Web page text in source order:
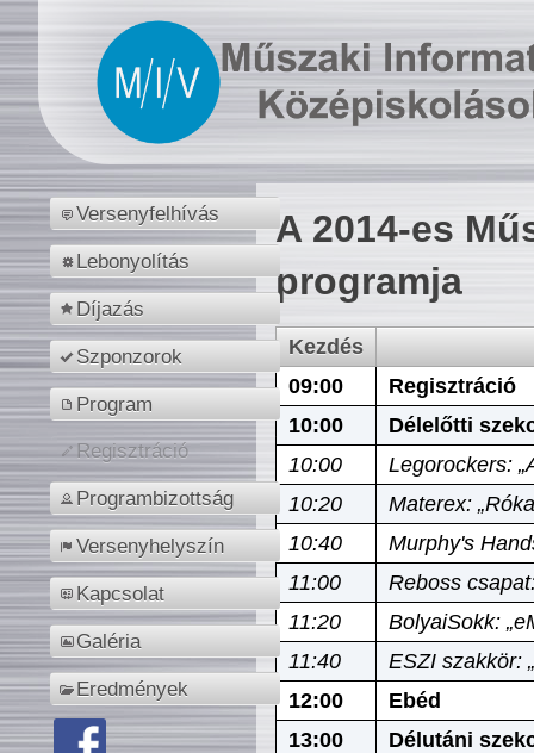
Versenyfelhívás
Lebonyolítás
Díjazás
Szponzorok
Program
Regisztráció
Programbizottság
Versenyhelyszín
Kapcsolat
Galéria
Eredmények
A 2014-es
programja
Kezdés
09:00
Regisztráció
10:00
Délelőtti
10:00
Legorockers:
10:20
Materex:
10:40
Murphy's
11:00
Reboss
11:20
BolyaiSokk:
11:40
ESZI szakkör:
12:00
Ebéd
13:00
Délutáni